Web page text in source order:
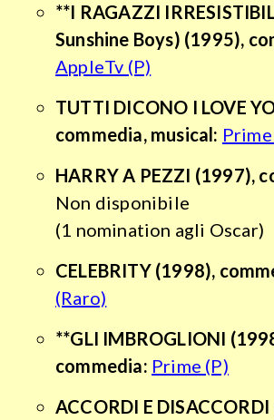
**I RAGAZZI
Sunshine Boys) (1995),
AppleTv (P)
TUTTI DICONO I LOVE
commedia, musical:
HARRY A PEZZI (1997),
Non disponibile
(1 nomination agli Oscar)
CELEBRITY(1998),
(Raro)
**GLI IMBROGLIONI
commedia: Prime (P)
ACCORDI E DISACCORDI